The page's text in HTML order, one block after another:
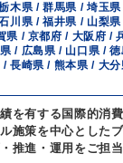
木県 / 群馬県 / 埼玉
川県 / 福井県 / 山梨
県 / 京都府 / 大阪府 /
/ 広島県 / 山口県 /
長崎県 / 熊本県 / 大
績を有する国際的消
施策を中心とした
推進・運用をご担当